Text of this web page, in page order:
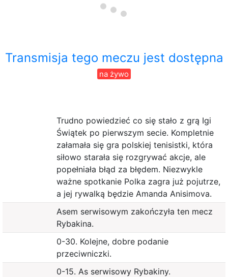
Transmisja tego meczu jest dostępna
na żywo
Trudno powiedzieć co się stało z grą Igi
Świątek po pierwszym secie. Kompletnie
załamała się gra polskiej tenisistki, która
siłowo starała się rozgrywać akcje, ale
popełniała błąd za błędem. Niezwykle
ważne spotkanie Polka zagra już pojutrze,
a jej rywalką będzie Amanda Anisimova.
Asem serwisowym zakończyła ten mecz
Rybakina.
0-30. Kolejne, dobre podanie
przeciwniczki.
0-15. As serwisowy Rybakiny.